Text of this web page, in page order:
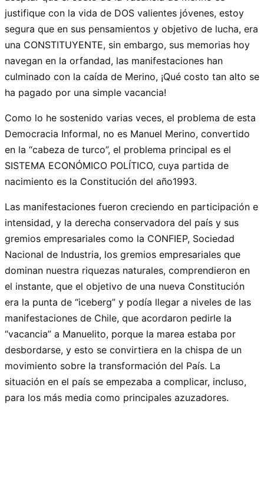
justifique con la vida de DOS valientes jóvenes, estoy
segura que en sus pensamientos y objetivo de lucha, era
una CONSTITUYENTE, sin embargo, sus memorias hoy
navegan en la orfandad, las manifestaciones han
culminado con la caída de Merino, ¡Qué costo tan alto se
ha pagado por una simple vacancia!
Como lo he sostenido varias veces, el problema de esta
Democracia Informal, no es Manuel Merino, convertido
en la “cabeza de turco”, el problema principal es el
SISTEMA ECONÓMICO POLÍTICO, cuya partida de
nacimiento es la Constitución del año1993.
Las manifestaciones fueron creciendo en participación e
intensidad, y la derecha conservadora del país y sus
gremios empresariales como la CONFIEP, Sociedad
Nacional de Industria, los gremios empresariales que
dominan nuestra riquezas naturales, comprendieron en
el instante, que el objetivo de una nueva Constitución
era la punta de “iceberg” y podía llegar a niveles de las
manifestaciones de Chile, que acordaron pedirle la
“vacancia” a Manuelito, porque la marea estaba por
desbordarse, y esto se convirtiera en la chispa de un
movimiento sobre la transformación del País. La
situación en el país se empezaba a complicar, incluso,
para los más media como principales azuzadores.